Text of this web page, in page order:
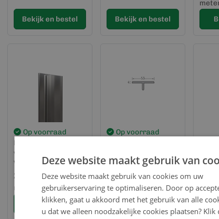
Bekijk en bestel Bekijk en bestel
Op voorraad
Montage
verbindingsprofiel -
VinyPlus
24,53
per lengte (3
meter)
Bekijk en bestel
Op voorraad
VinyPlus
51,84 per lengte (6
meter)
Bekijk en bestel
rvs
st.
Deze website maakt gebruik van
Deze website maakt gebruik van cookies om uw
gebruikerservaring te optimaliseren. Door op
klikken, gaat u akkoord met het gebruik van alle
u dat we alleen noodzakelijke cookies plaatsen? Klik